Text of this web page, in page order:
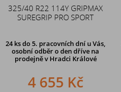
325/40 R22 114Y GRIPMAX
SUREGRIP PRO SPORT
24 ksdo 5. pracovních dní u Vás,
osobní odběr o den dříve na
prodejněv Hradci Králové
4 655 Kč